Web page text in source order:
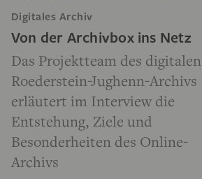
Digitales Archiv
Von der Archivbox ins Netz
Das Projektteam des digitalen
Roederstein-Jughenn-Archivs
erläutert im Interview die
Entstehung, Ziele und
Besonderheiten des Online-
Archivs